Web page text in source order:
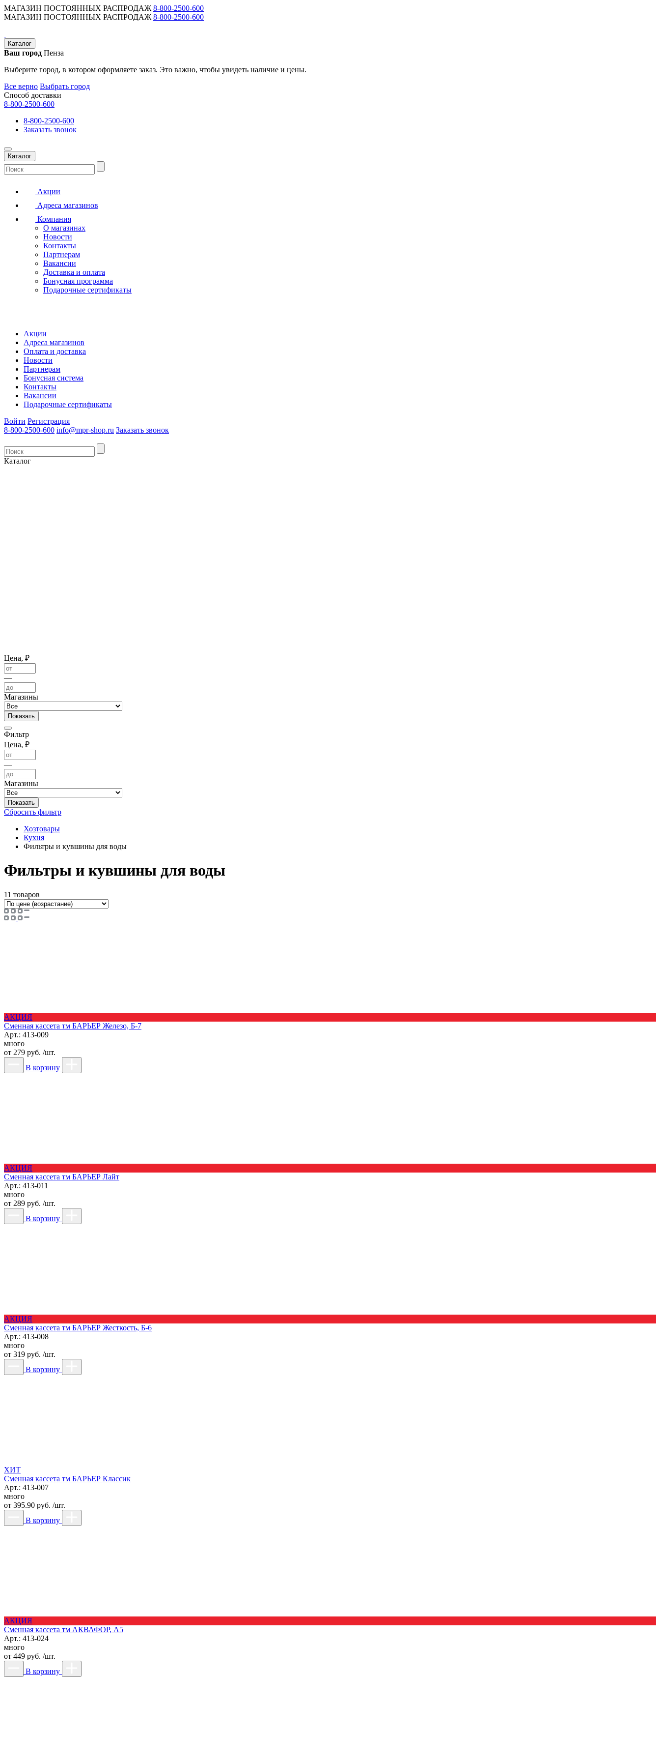
МАГАЗИН ПОСТОЯННЫХ РАСПРОДАЖ 8-800-2500-600
МАГАЗИН ПОСТОЯННЫХ РАСПРОДАЖ 8-800-2500-600
Каталог
Ваш город Пенза
Выберите город, в котором оформляете заказ. Это важно, чтобы увидеть наличие и цены.
Все верно Выбрать город
Способ доставки
8-800-2500-600
8-800-2500-600
Заказать звонок
Каталог
Акции
Адреса магазинов
Компания
О магазинах
Новости
Контакты
Партнерам
Вакансии
Доставка и оплата
Бонусная программа
Подарочные сертификаты
Акции
Адреса магазинов
Оплата и доставка
Новости
Партнерам
Бонусная система
Контакты
Вакансии
Подарочные сертификаты
Войти Регистрация
8-800-2500-600 info@mpr-shop.ru Заказать звонок
Каталог
Цена, ₽
—
Магазины
Фильтр
Цена, ₽
—
Магазины
Сбросить фильтр
Хозтовары
Кухня
Фильтры и кувшины для воды
Фильтры и кувшины для воды
11 товаров
АКЦИЯ
Сменная кассета тм БАРЬЕР Железо, Б-7
Арт.: 413-009
много
от 279 руб. /шт.
В корзину
АКЦИЯ
Сменная кассета тм БАРЬЕР Лайт
Арт.: 413-011
много
от 289 руб. /шт.
В корзину
АКЦИЯ
Сменная кассета тм БАРЬЕР Жесткость, Б-6
Арт.: 413-008
много
от 319 руб. /шт.
В корзину
ХИТ
Сменная кассета тм БАРЬЕР Классик
Арт.: 413-007
много
от 395.90 руб. /шт.
В корзину
АКЦИЯ
Сменная кассета тм АКВАФОР, А5
Арт.: 413-024
много
от 449 руб. /шт.
В корзину